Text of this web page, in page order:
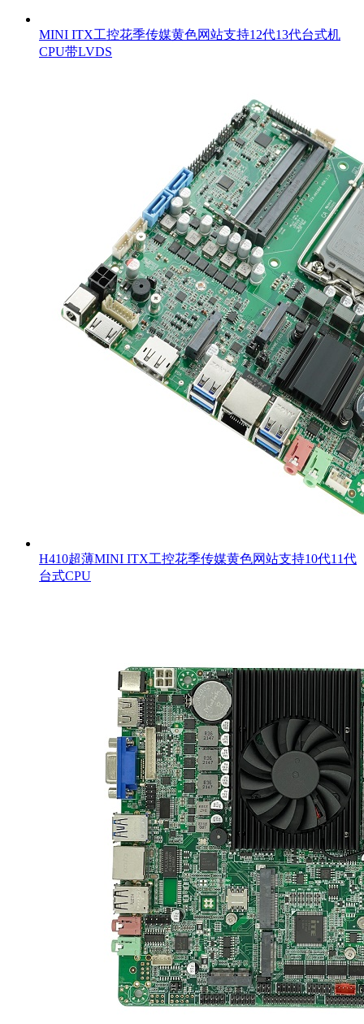
MINI ITX工控花季传媒黄色网站支持12代13代台式机
CPU带LVDS
H410超薄MINI ITX工控花季传媒黄色网站支持10代11代
台式CPU